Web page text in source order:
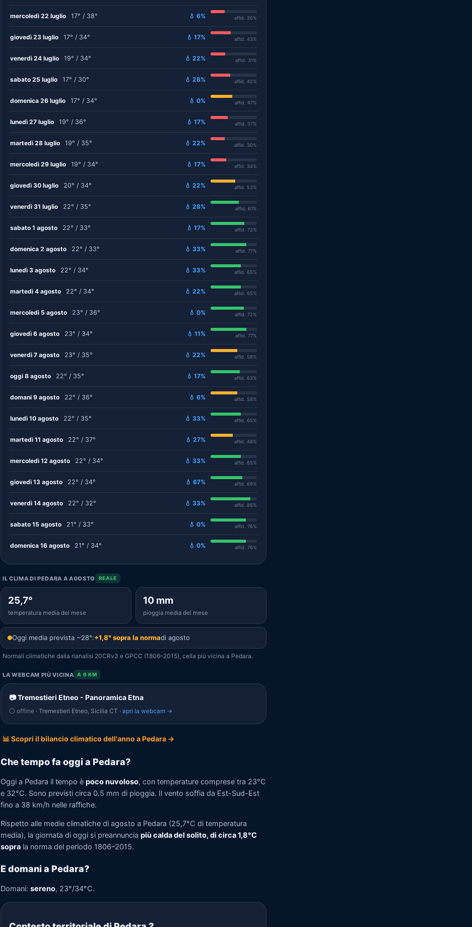
mercoledì 22 luglio 17° / 38° 💧 6% affid. 30%
giovedì 23 luglio 17° / 34° 💧 17% affid. 43%
venerdì 24 luglio 19° / 34° 💧 22% affid. 31%
sabato 25 luglio 17° / 30° 💧 28% affid. 42%
domenica 26 luglio 17° / 34° 💧 0% affid. 47%
lunedì 27 luglio 19° / 36° 💧 17% affid. 37%
martedì 28 luglio 19° / 35° 💧 22% affid. 30%
mercoledì 29 luglio 19° / 34° 💧 17% affid. 34%
giovedì 30 luglio 20° / 34° 💧 22% affid. 53%
venerdì 31 luglio 22° / 35° 💧 28% affid. 61%
sabato 1 agosto 22° / 33° 💧 17% affid. 73%
domenica 2 agosto 22° / 33° 💧 33% affid. 77%
lunedì 3 agosto 22° / 34° 💧 33% affid. 65%
martedì 4 agosto 22° / 34° 💧 22% affid. 65%
mercoledì 5 agosto 23° / 36° 💧 0% affid. 72%
giovedì 6 agosto 23° / 34° 💧 11% affid. 77%
venerdì 7 agosto 23° / 35° 💧 22% affid. 58%
oggi 8 agosto 22° / 35° 💧 17% affid. 63%
domani 9 agosto 22° / 36° 💧 6% affid. 58%
lunedì 10 agosto 22° / 35° 💧 33% affid. 65%
martedì 11 agosto 22° / 37° 💧 27% affid. 48%
mercoledì 12 agosto 22° / 34° 💧 33% affid. 65%
giovedì 13 agosto 22° / 34° 💧 67% affid. 69%
venerdì 14 agosto 22° / 32° 💧 33% affid. 86%
sabato 15 agosto 21° / 33° 💧 0% affid. 76%
domenica 16 agosto 21° / 34° 💧 0% affid. 76%
IL CLIMA DI PEDARA A AGOSTO REALE
25,7°
temperatura media del mese
10 mm
pioggia media del mese
Oggi media prevista ~28°:+1,8° sopra la normadi agosto
Normali climatiche dalla rianalisi 20CRv3 e GPCC (1806–2015), cella più vicina a Pedara.
LA WEBCAM PIÙ VICINA A 6 KM
📷 Tremestieri Etneo - Panoramica Etna
⚪ offline · Tremestieri Etneo, Sicilia CT · apri la webcam →
📊 Scopri il bilancio climatico dell'anno a Pedara →
Che tempo fa oggi a Pedara?
Oggi a Pedara il tempo è poco nuvoloso, con temperature comprese tra 23°C
e 32°C. Sono previsti circa 0.5 mm di pioggia. Il vento soffia da Est-Sud-Est
fino a 38 km/h nelle raffiche.
Rispetto alle medie climatiche di agosto a Pedara (25,7°C di temperatura
media), la giornata di oggi si preannuncia più calda del solito, di circa 1,8°C
sopra la norma del periodo 1806–2015.
E domani a Pedara?
Domani: sereno, 23°/34°C.